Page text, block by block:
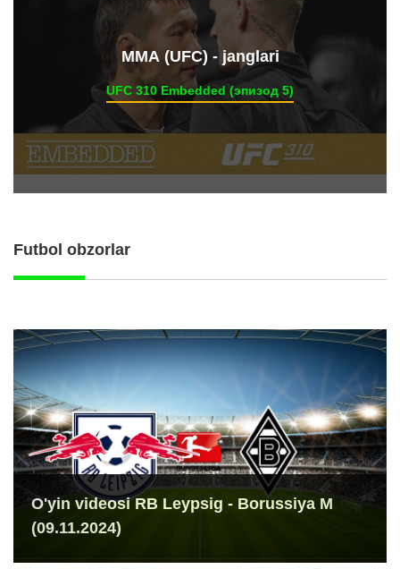
ММА (UFC) - janglari
UFC 310 Embedded (эпизод 5)
Futbol obzorlar
O'yin videosi RB Leypsig - Borussiya M
(09.11.2024)